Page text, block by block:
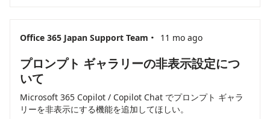
Office 365 Japan Support Team · 11 mo ago
プロンプト ギャラリーの非表示設定につ
いて
Microsoft 365 Copilot / Copilot Chat でプロンプト ギャラ
リーを非表示にする機能を追加してほしい。